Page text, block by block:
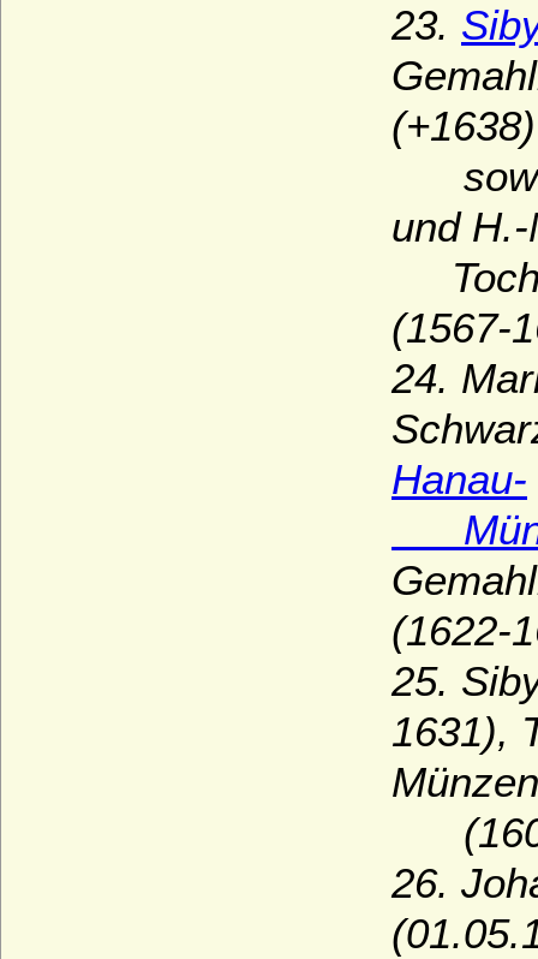
23.
(+1638)
und
(1567-
24.
Hanau-
(1622-
25.
1631),
26.